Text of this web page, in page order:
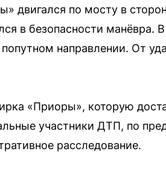
двигался по мосту в
в безопасности манёвра.
направлении. От
«Приоры», которую
участники ДТП, по
расследование.